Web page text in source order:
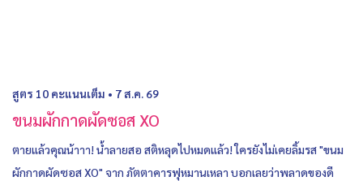
สูตร 10 คะแนนเต็ม • 7 ส.ค. 69
ขนมผักกาดผัดซอส XO
ตายแล้วคุณน้าาา! น้ำลายสอ สติหลุดไปหมดแล้ว! ใครยังไม่เคยลิ้มรส "ขนม
ผักกาดผัดซอส XO" จาก ภัตตาคารฟุหมานเหลา บอกเลยว่าพลาดของดี